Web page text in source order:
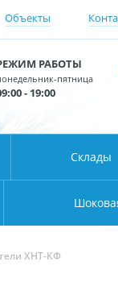
Объекты
РАБОТЫ
пятница
- 19:00
Склады
ХНТ-КФ